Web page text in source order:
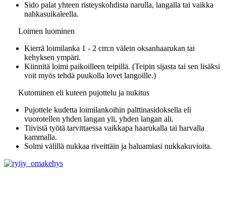
Sido palat yhteen risteyskohdista narulla, langalla tai vaikka
nahkasuikaleella.
Loimen luominen
Kierrä loimilanka 1 - 2 cm:n välein oksanhaarukan tai
kehyksen ympäri.
Kiinnitä loimi paikoilleen teipillä. (Teipin sijasta tai sen lisäksi
voit myös tehdä puukolla lovet langoille.)
Kutominen eli kuteen pujottelu ja nukitus
Pujottele kudetta loimilankoihin palttinasidoksella eli
vuorotellen yhden langan yli, yhden langan ali.
Tiivistä työtä tarvittaessa vaikkapa haarukalla tai harvalla
kammalla.
Solmi välillä nukkaa riveittäin ja haluamiasi nukkakuvioita.